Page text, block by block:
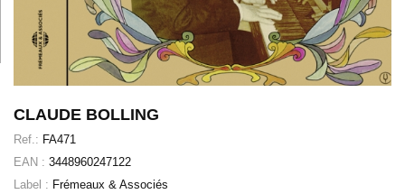
CLAUDE BOLLING
Ref.: FA471
EAN : 3448960247122
Label : Frémeaux & Associés